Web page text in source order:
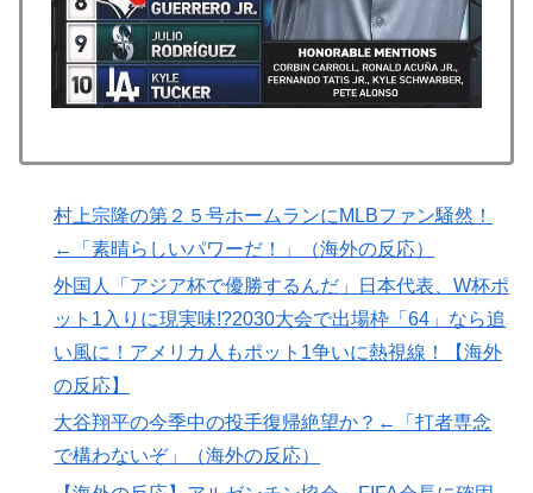
と日本人は何か適当に作る感じがしない・・・」「あれ
がまさに経験値である」
▶
【MLB】化け物みたいな球を投げるクローザーを先発に
▶ アメリカ「お前らの国でしか愛されてないものってあ
る？」日本「納豆」
▶ 大地震が起きても手術をやり遂げる日本の医療チーム、
海外でも凄すぎると絶賛
▶ 海外「全部日本の真似だったのか…」 日本の普通のテ
レビ番組が最新SNSの数十年先を行っていたと話題に
▶ 海外「親が買った覚えのないプレゼントが山積みなのに
誰も騒がない」サンタ映画最大の設定の穴…？
村上宗隆の第２５号ホームランにMLBファン騒然！
←「素晴らしいパワーだ！」（海外の反応）
外国人「アジア杯で優勝するんだ」日本代表、W杯ポ
ット1入りに現実味!?2030大会で出場枠「64」なら追
い風に！アメリカ人もポット1争いに熱視線！【海外
の反応】
大谷翔平の今季中の投手復帰絶望か？←「打者専念
で構わないぞ」（海外の反応）